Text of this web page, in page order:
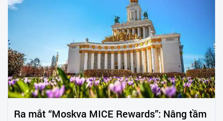
Ra mắt “Moskva MICE Rewards”: Nâng tầm